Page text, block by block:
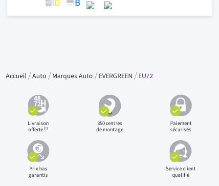
Accueil Auto Marques Auto EVERGREEN EU72
Livraison
offerte(1)
350 centres
de montage
Paiement
sécurisés
Prix bas
garantis
Service client
qualifié